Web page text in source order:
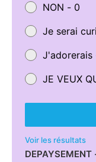
NON - 0
Je serai
J'adorerais
JE VEUX
Voir les résultats